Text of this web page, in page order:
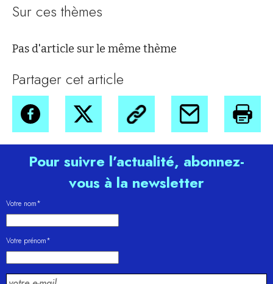
Sur ces thèmes
Pas d'article sur le même thème
Partager cet article
Pour suivre l’actualité, abonnez-
vous à la newsletter
Votre nom*
Votre prénom*